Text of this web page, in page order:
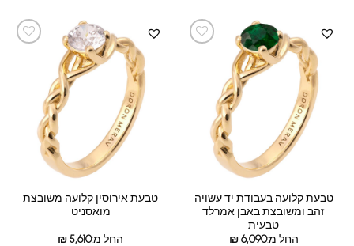
טבעת קלועה בעבודת יד עשויה
זהב ומשובצת באבן אמרלד
טבעית
החל מ:
₪6,090
טבעת אירוסין קלועה משובצת
מואסניט
החל מ: ₪5,610